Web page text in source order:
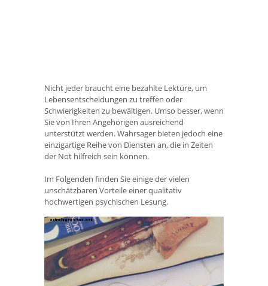
Nicht jeder braucht eine bezahlte Lektüre, um
Lebensentscheidungen zu treffen oder
Schwierigkeiten zu bewältigen. Umso besser, wenn
Sie von Ihren Angehörigen ausreichend
unterstützt werden. Wahrsager bieten jedoch eine
einzigartige Reihe von Diensten an, die in Zeiten
der Not hilfreich sein können.
Im Folgenden finden Sie einige der vielen
unschätzbaren Vorteile einer qualitativ
hochwertigen psychischen Lesung.